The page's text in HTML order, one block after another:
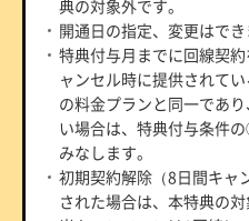
典の対象外です。
開通日の指定、変更はでき
特典付与月までに回線契
ャンセル時に提供されて
の料金プランと同一であ
い場合は、特典付与条件
みなします。
初期契約解除（8日間キャ
された場合は、本特典の対